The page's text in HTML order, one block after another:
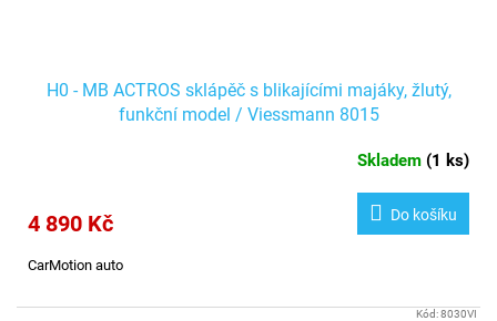
H0 - MB ACTROS sklápěč s blikajícími majáky, žlutý,
funkční model / Viessmann 8015
Skladem (1 ks)
4 890 Kč Do košíku
CarMotion auto
Kód:8030VI